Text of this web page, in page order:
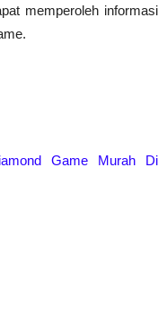
memperoleh informasi
Game Murah Di